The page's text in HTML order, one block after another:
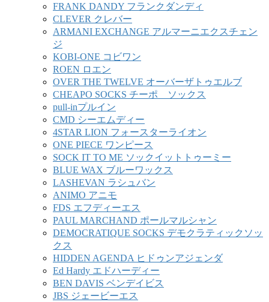
FRANK DANDY フランクダンディ
CLEVER クレバー
ARMANI EXCHANGE アルマーニエクスチェン
ジ
KOBI-ONE コビワン
ROEN ロエン
OVER THE TWELVE オーバーザトゥエルブ
CHEAPO SOCKS チーポ ソックス
pull-inプルイン
CMD シーエムディー
4STAR LION フォースターライオン
ONE PIECE ワンピース
SOCK IT TO ME ソックイットトゥーミー
BLUE WAX ブルーワックス
LASHEVAN ラシュバン
ANIMO アニモ
FDS エフディーエス
PAUL MARCHAND ポールマルシャン
DEMOCRATIQUE SOCKS デモクラティックソッ
クス
HIDDEN AGENDA ヒドゥンアジェンダ
Ed Hardy エドハーディー
BEN DAVIS ベンデイビス
JBS ジェービーエス